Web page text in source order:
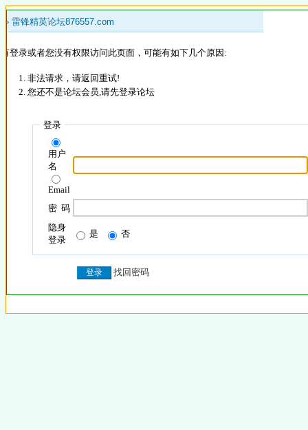
» 雷锋精英论坛876557.com
登录或者您没有权限访问此页面，可能有如下几个原因:
非法请求，请返回重试!
您还不是论坛会员,请先登录论坛
登录
用户
名
Email
密 码
隐身
登录
是 否
找回密码